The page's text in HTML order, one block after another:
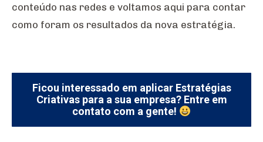
conteúdo nas redes e voltamos aqui para contar
como foram os resultados da nova estratégia.
Ficou interessado em aplicar Estratégias
Criativas para a sua empresa? Entre em
contato com a gente!